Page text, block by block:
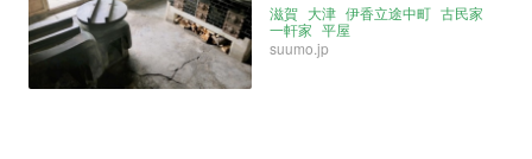
滋賀 大津 伊香立途中町 古民家
一軒家 平屋
suumo.jp